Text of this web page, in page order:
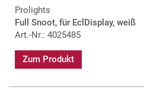
Prolights
Full Snoot, für EclDisplay, weiß
Art.-Nr.: 4025485
Zum Produkt